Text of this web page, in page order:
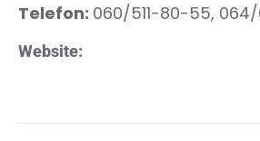
Telefon: 060/511-80-55, 064/
Website: